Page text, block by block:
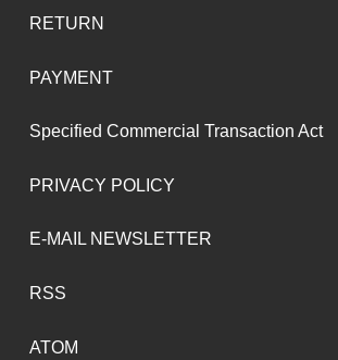
RETURN
PAYMENT
Specified Commercial Transaction Act
PRIVACY POLICY
E-MAIL NEWSLETTER
RSS
ATOM